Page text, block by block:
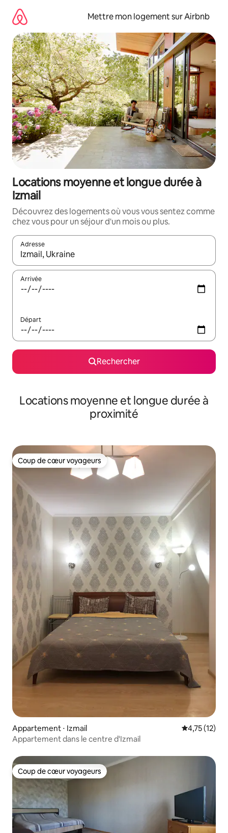
directement
contenu
Mettre mon logement sur Airbnb
Locations moyenne et longue durée à
Izmail
Découvrez des logements où vous vous sentez comme
chez vous pour un séjour d'un mois ou plus.
Adresse
Lorsque les résultats s'affichent, utilisez les flèches vers le
Arrivée
Départ
Rechercher
Locations moyenne et longue durée à
proximité
Coup de cœur voyageurs
Coup de cœur voyageurs
Appartement ⋅ Izmail Évaluation
4,75 (12)
Appartement dans le centre d'Izmail
Coup de cœur voyageurs
Coup de cœur voyageurs